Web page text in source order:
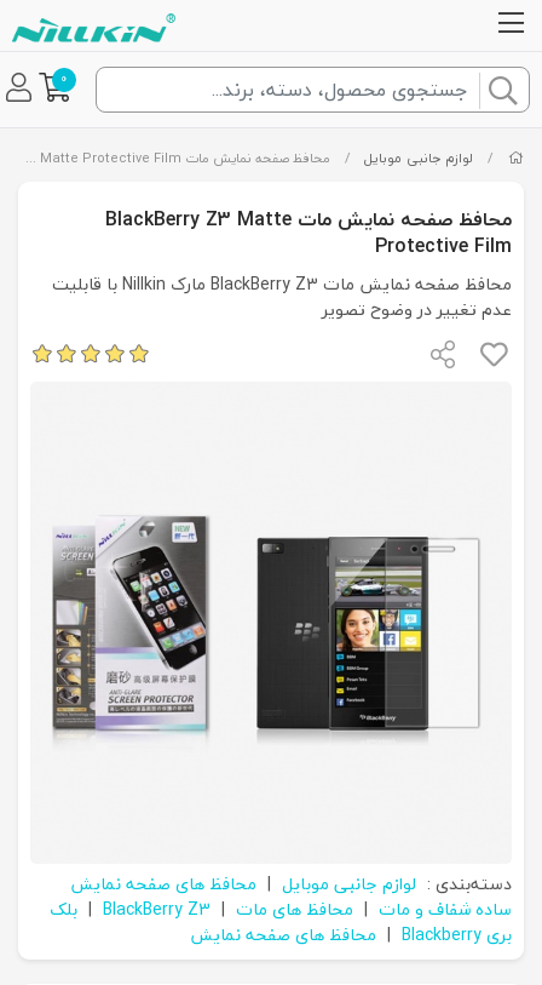
0
/ لوازم جانبی موبایل / محافظ صفحه نمایش مات BlackBerry Z3 Matte Protective Film
محافظ صفحه نمایش مات BlackBerry Z3 Matte
Protective Film
محافظ صفحه نمایش مات BlackBerry Z3 مارک Nillkin با قابلیت
عدم تغییر در وضوح تصویر
دسته‌بندی : لوازم جانبی موبایل | محافظ های صفحه نمایش
ساده شفاف و مات | محافظ های مات |
BlackBerry Z3
| بلک
بری Blackberry
| محافظ های صفحه نمایش